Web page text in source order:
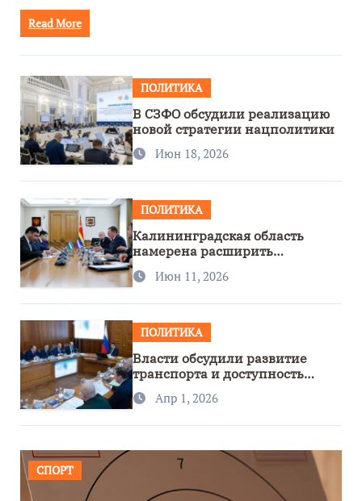
Read More
ПОЛИТИКА
В СЗФО обсудили реализацию
новой стратегии нацполитики
Июн 18, 2026
ПОЛИТИКА
Калининградская область
намерена расширить
сотрудничество с Узбекистаном
Июн 11, 2026
ПОЛИТИКА
Власти обсудили развитие
транспорта и доступность
региона
Апр 1, 2026
СПОРТ